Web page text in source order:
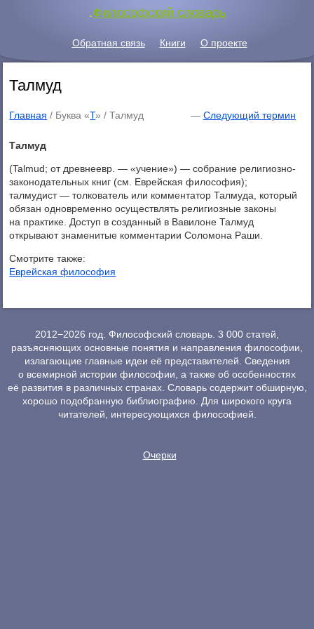
.Философский словарь
Обратная связь Книги О проекте
Талмуд
Главная / Буква «Т» /Талмуд — Следующий термин
Талмуд
(Talmud; от древнеевр. — «учение») — собрание религиозно-
законодательных книг (см. Еврейская философия);
талмудист — толкователь или комментатор Талмуда, который
обязан одновременно осуществлять религиозные законы
на практике. Доступ в созданный в Вавилоне Талмуд
открывают знаменитые комментарии Соломона Раши.
Смотрите также:
Еврейская философия
2012−2026 год. Философский словарь. 3 000 статей,
разъясняющих основные понятия и направления философии,
излагающие главные идеи её представителей. Сведения
о всемирной истории философии, а также об особенностях
её развития в различных странах. Словарь содержит обширную,
хорошо подобранную библиографию. Для широкого круга
читателей, интересующихся философией.
Очерки